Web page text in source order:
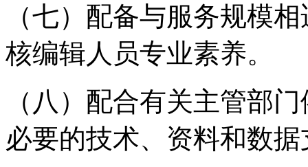
（七）配备与服务规模
核编辑人员专业素养。
（八）配合有关主管部
必要的技术、资料和数